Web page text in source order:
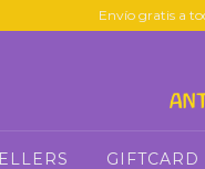
Envío gratis a
GIFTCARD